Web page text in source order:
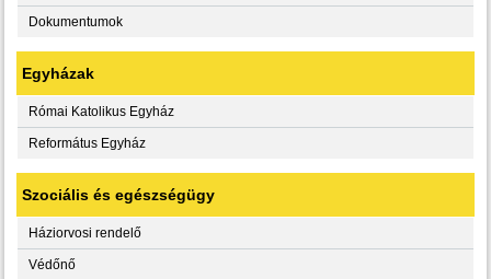
Dokumentumok
Egyházak
Római Katolikus Egyház
Református Egyház
Szociális és egészségügy
Háziorvosi rendelő
Védőnő